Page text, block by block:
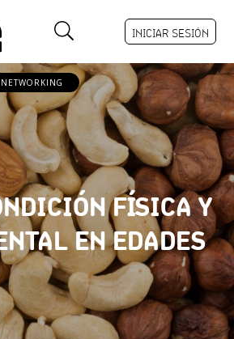
INICIAR SESIÓN
NETWORKING
FÍSICA Y
EN EDADES